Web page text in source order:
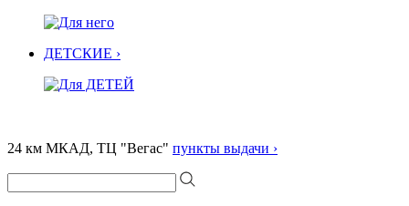
ДЕТСКИЕ ›
24 км МКАД, ТЦ "Вегас" пункты выдачи ›